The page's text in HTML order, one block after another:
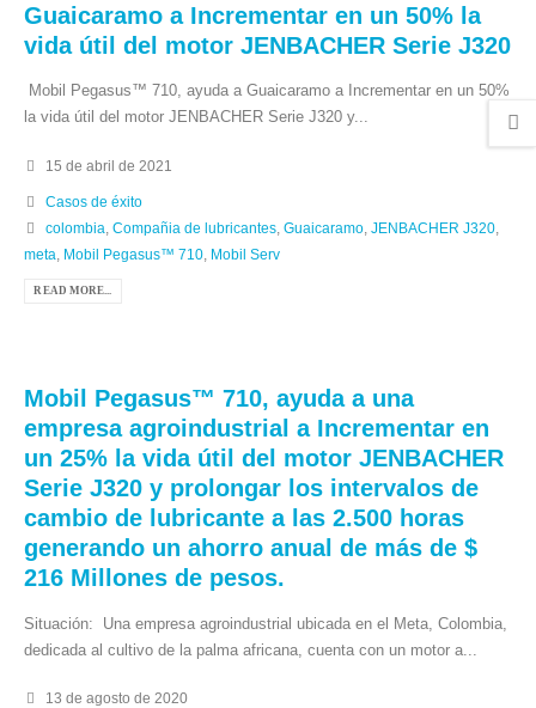
Guaicaramo a Incrementar en un 50% la
vida útil del motor JENBACHER Serie J320
Mobil Pegasus™ 710, ayuda a Guaicaramo a Incrementar en un 50%
la vida útil del motor JENBACHER Serie J320 y...
15 de abril de 2021
Casos de éxito
colombia Compañia de lubricantes, Guaicaramo, JENBACHER J320,
meta
Mobil Pegasus™ 710 Mobil Serv
READ MORE...
Mobil Pegasus™ 710, ayuda a una
empresa agroindustrial a Incrementar en
un 25% la vida útil del motor JENBACHER
Serie J320 y prolongar los intervalos de
cambio de lubricante a las 2.500 horas
generando un ahorro anual de más de $
216 Millones de pesos.
Situación: Una empresa agroindustrial ubicada en el Meta, Colombia,
dedicada al cultivo de la palma africana, cuenta con un motor a...
13 de agosto de 2020